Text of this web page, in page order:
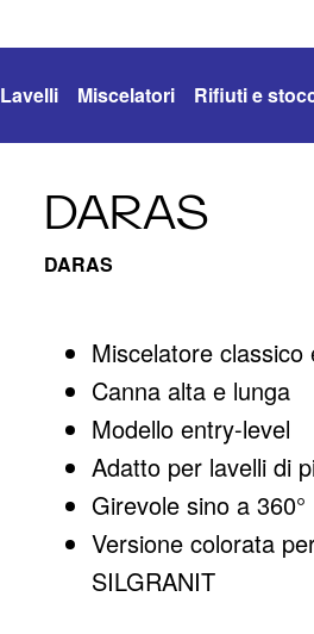
Lavelli Miscelatori Rifiuti e
DARAS
DARAS
Miscelatore
Canna alta e lunga
Modello entry-level
Adatto per lavelli di
Girevole sino a 360°
Versione colorata
SILGRANIT